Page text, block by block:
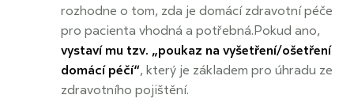
rozhodne o tom, zda je domácí zdravotní péče
pro pacienta vhodná a potřebná.Pokud ano,
vystaví mu tzv. „poukaz na vyšetření/ošetření
domácí péčí“, který je základem pro úhradu ze
zdravotního pojištění.